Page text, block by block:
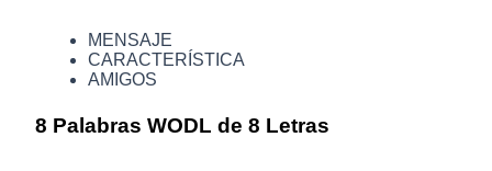
MENSAJE
CARACTERÍSTICA
AMIGOS
8 Palabras WODL de 8 Letras